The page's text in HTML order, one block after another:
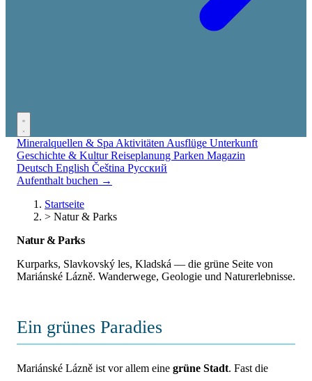
Mineralquellen & Spa Aktivitäten Ausflüge Unterkunft
Geschichte & KulturReiseplanung Parken Magazin
Deutsch English Čeština Русский
Aufenthalt buchen →
Startseite
> Natur & Parks
Natur & Parks
Kurparks, Slavkovský les, Kladská — die grüne Seite von
Mariánské Lázně. Wanderwege, Geologie und Naturerlebnisse.
Ein grünes Paradies
Mariánské Lázně ist vor allem eine grüne Stadt. Fast die